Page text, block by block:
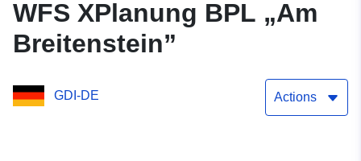
WFS XPlanung BPL „Am
Breitenstein”
GDI-DE Actions